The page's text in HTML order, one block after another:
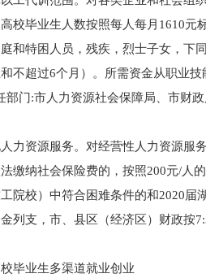
校毕业生人数按照每人每月1610
和特困人员，残疾，烈士子女，下
不超过6个月）。所需资金从职业
部门:市人力资源社会保障局、市财
资源服务。对经营性人力资源服务
缴纳社会保险费的，按照200元/人
院校）中符合困难条件的和2020
列支，市、县区（经济区）财政按
业生多渠道就业创业